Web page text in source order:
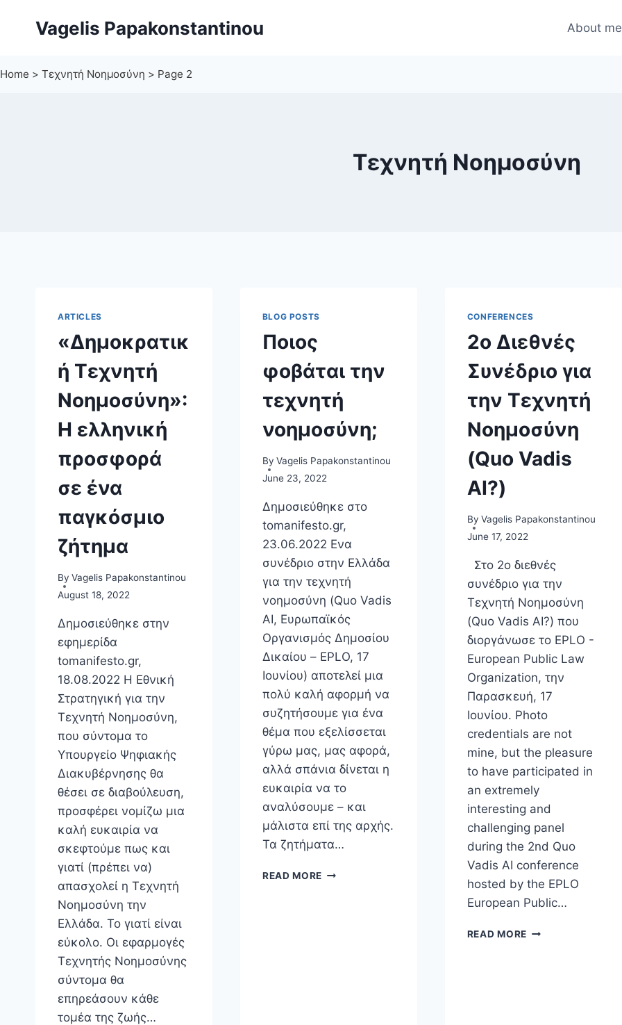
Vagelis Papakonstantinou About me
Home > Τεχνητή Νοημοσύνη > Page 2
Τεχνητή Νοημοσύνη
ARTICLES
«Δημοκρατικ
ή Τεχνητή
Νοημοσύνη»:
Η ελληνική
προσφορά
σε ένα
παγκόσμιο
ζήτημα
By Vagelis Papakonstantinou
August 18, 2022
Δημοσιεύθηκε στην
εφημερίδα
tomanifesto.gr,
18.08.2022 Η Εθνική
Στρατηγική για την
Τεχνητή Νοημοσύνη,
που σύντομα το
Υπουργείο Ψηφιακής
Διακυβέρνησης θα
θέσει σε διαβούλευση,
προσφέρει νομίζω μια
καλή ευκαιρία να
σκεφτούμε πως και
γιατί (πρέπει να)
απασχολεί η Τεχνητή
Νοημοσύνη την
Ελλάδα. Το γιατί είναι
εύκολο. Οι εφαρμογές
Τεχνητής Νοημοσύνης
σύντομα θα
επηρεάσουν κάθε
τομέα της ζωής…
BLOG POSTS
Ποιος
φοβάται την
τεχνητή
νοημοσύνη;
By Vagelis Papakonstantinou
June 23, 2022
Δημοσιεύθηκε στο
tomanifesto.gr,
23.06.2022 Ενα
συνέδριο στην Ελλάδα
για την τεχνητή
νοημοσύνη (Quo Vadis
AI, Ευρωπαϊκός
Οργανισμός Δημοσίου
Δικαίου – EPLO, 17
Ιουνίου) αποτελεί μια
πολύ καλή αφορμή να
συζητήσουμε για ένα
θέμα που εξελίσσεται
γύρω μας, μας αφορά,
αλλά σπάνια δίνεται η
ευκαιρία να το
αναλύσουμε – και
μάλιστα επί της αρχής.
Τα ζητήματα…
READ MORE ΠΟΙΟΣ
CONFERENCES
2ο Διεθνές
Συνέδριο για
την Τεχνητή
Νοημοσύνη
(Quo Vadis
AI?)
By Vagelis Papakonstantinou
June 17, 2022
Στο 2ο διεθνές
συνέδριο για την
Τεχνητή Νοημοσύνη
(Quo Vadis AI?) που
διοργάνωσε το EPLO -
European Public Law
Organization, την
Παρασκευή, 17
Ιουνίου. Photo
credentials are not
mine, but the pleasure
to have participated in
an extremely
interesting and
challenging panel
during the 2nd Quo
Vadis AI conference
hosted by the EPLO
European Public…
READ MORE2Ο